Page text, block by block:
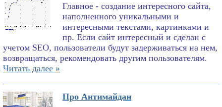
Главное - создание интересного сайта,
наполненного уникальными и
интересными текстами, картинками и
пр. Если сайт интересный и сделан с
учетом SEO, пользователи будут задерживаться на нем,
возвращаться, рекомендовать другим пользователям.
Читать далее »
Про Антимайдан